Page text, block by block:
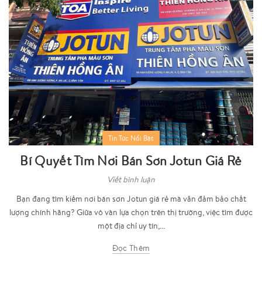
Tin Tức Nổi Bật
Bí Quyết Tìm Nơi Bán Sơn Jotun Giá Rẻ
Viết bình luận
Bạn đang tìm kiếm nơi bán sơn Jotun giá rẻ mà vẫn đảm bảo chất
lượng chính hãng? Giữa vô vàn lựa chọn trên thị trường, việc tìm được
một địa chỉ uy tín,...
Đọc Thêm